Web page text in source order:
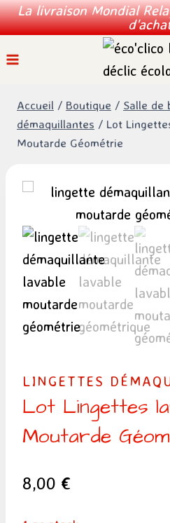
La livraison Mondial
au
Accueil / Boutique / Salle de
démaquillantes / Lot
Moutarde Géométrie
LINGETTES
Lot Lingettes
Moutarde
8,00 €